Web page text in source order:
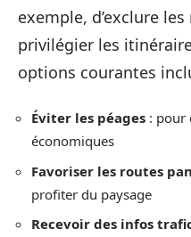
exemple, d’exclure
privilégier les
options courantes
Éviter les péages : pour
économiques
Favoriser les routes
profiter du paysage
Recevoir des infos